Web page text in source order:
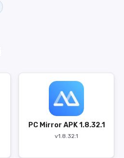
PC Mirror APK 1.8.32.1
v1.8.32.1